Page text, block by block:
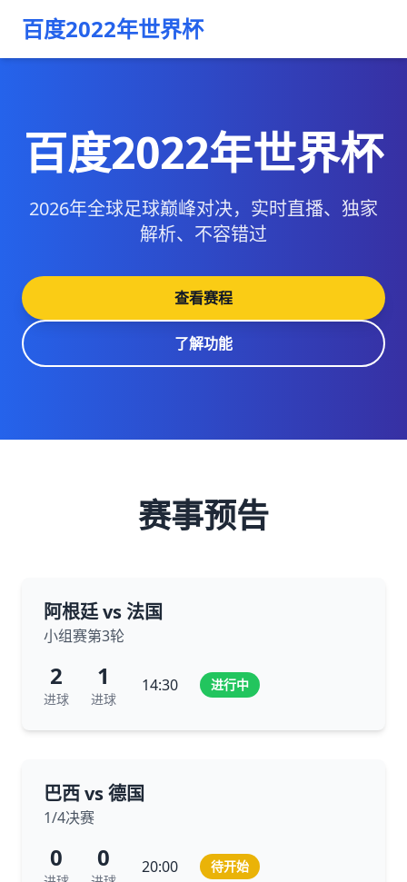
百度2022年世界杯
百度2022年世界杯
2026年全球足球巅峰对决，实时直播、独家
解析、不容错过
查看赛程
了解功能
赛事预告
阿根廷 vs 法国
小组赛第3轮
2
进球
1
进球
14:30 进行中
巴西 vs 德国
1/4决赛
0 0 20:00 待开始